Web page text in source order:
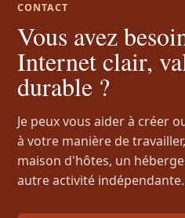
CONTACT
Vous avez
Internet clair,
durable ?
Je peux vous aider à créer
à votre manière de
maison d'hôtes, un
autre activité indépendante.